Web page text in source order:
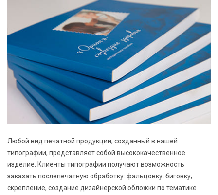
Любой вид печатной продукции, созданный в нашей
типографии, представляет собой высококачественное
изделие. Клиенты типографии получают возможность
заказать послепечатную обработку: фальцовку, биговку,
скрепление, создание дизайнерской обложки по тематике